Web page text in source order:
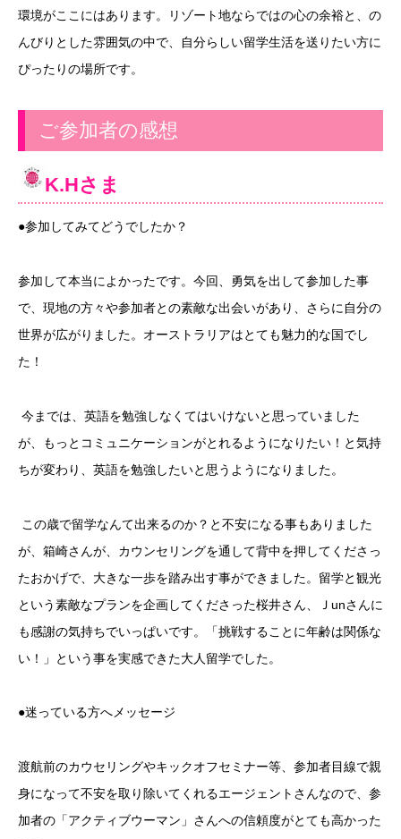
環境がここにはあります。リゾート地ならではの心の余裕と、の
んびりとした雰囲気の中で、自分らしい留学生活を送りたい方に
ぴったりの場所です。
ご参加者の感想
K.Hさま
●参加してみてどうでしたか？
参加して本当によかったです。今回、勇気を出して参加した事
で、現地の方々や参加者との素敵な出会いがあり、さらに自分の
世界が広がりました。オーストラリアはとても魅力的な国でし
た！
今までは、英語を勉強しなくてはいけないと思っていました
が、もっとコミュニケーションがとれるようになりたい！と気持
ちが変わり、英語を勉強したいと思うようになりました。
この歳で留学なんて出来るのか？と不安になる事もありました
が、箱崎さんが、カウンセリングを通して背中を押してくださっ
たおかげで、大きな一歩を踏み出す事ができました。留学と観光
という素敵なプランを企画してくださった桜井さん、Ｊ unさんに
も感謝の気持ちでいっぱいです。「挑戦することに年齢は関係な
い！」という事を実感できた大人留学でした。
●迷っている方へメッセージ
渡航前のカウセリングやキックオフセミナー等、参加者目線で親
身になって不安を取り除いてくれるエージェントさんなので、参
加者の「アクティブウーマン」さんへの信頼度がとても高かった